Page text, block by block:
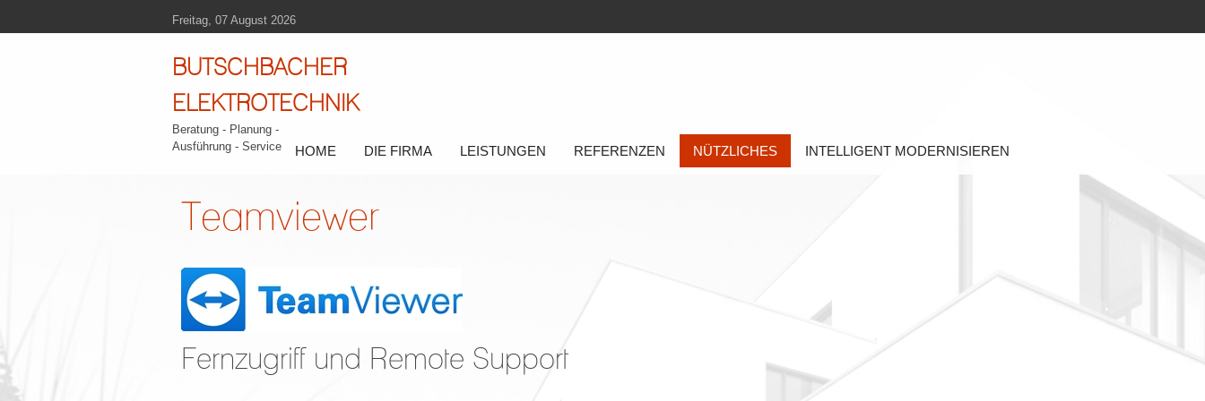
Freitag, 07 August 2026
BUTSCHBACHER
ELEKTROTECHNIK
Beratung - Planung -
Ausführung - Service
HOME DIE FIRMA LEISTUNGEN REFERENZEN NÜTZLICHES INTELLIGENT MODERNISIEREN
Teamviewer
Fernzugriff und Remote Support